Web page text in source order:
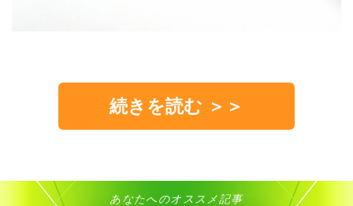
続きを読む ＞＞
あなたへのオススメ記事